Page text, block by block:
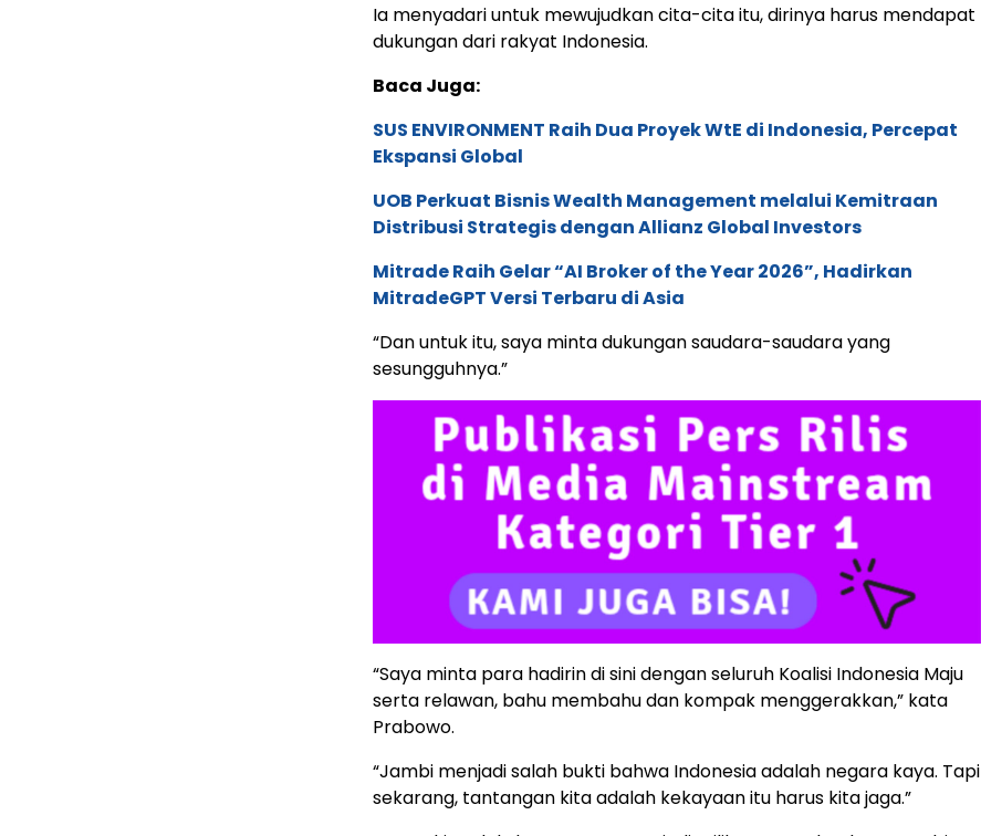
Ia menyadari untuk mewujudkan cita-cita itu, dirinya harus mendapat
dukungan dari rakyat Indonesia.
Baca Juga:
SUS ENVIRONMENT Raih Dua Proyek WtE di Indonesia, Percepat
Ekspansi Global
UOB Perkuat Bisnis Wealth Management melalui Kemitraan
Distribusi Strategis dengan Allianz Global Investors
Mitrade Raih Gelar “AI Broker of the Year 2026”, Hadirkan
MitradeGPT Versi Terbaru di Asia
“Dan untuk itu, saya minta dukungan saudara-saudara yang
sesungguhnya.”
“Saya minta para hadirin di sini dengan seluruh Koalisi Indonesia Maju
serta relawan, bahu membahu dan kompak menggerakkan,” kata
Prabowo.
“Jambi menjadi salah bukti bahwa Indonesia adalah negara kaya. Tapi
sekarang, tantangan kita adalah kekayaan itu harus kita jaga.”